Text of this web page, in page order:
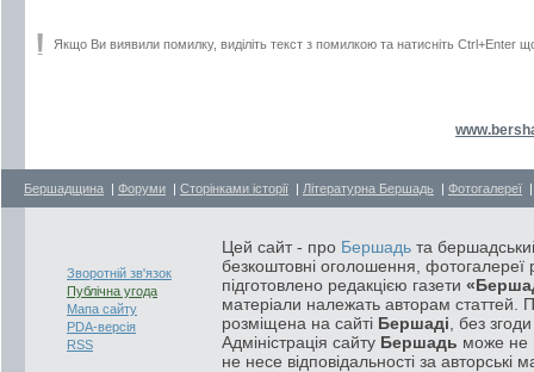
Якщо Ви виявили помилку, виділіть текст з помилкою та натисніть Ctrl+Enter
Бершадщина | Форуми | Сторінками історії | Літературна Бершадь | Фотогалереї
Зворотній зв'язок
Публічна угода
Мапа сайту
PDA-версія
RSS
Цей сайт - про Бершадь та
безкоштовні оголошення, фотогалереї
підготовлено редакцією газети
матеріали належать авторам статтей.
розміщена на сайті Бершаді , без
Адміністрація сайту Бершадь може не
не несе відповідальності за авторські